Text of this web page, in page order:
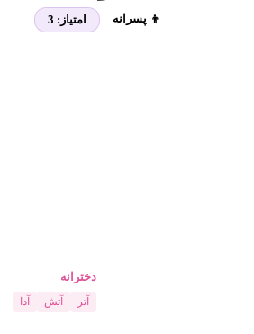
👦 پسرانه امتیاز: 3
دخترانه
آتر آتش آدا